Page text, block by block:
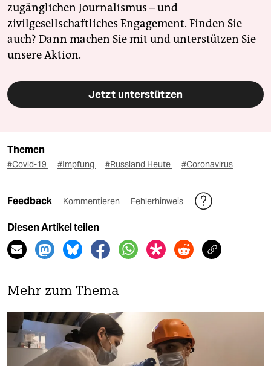
zugänglichen Journalismus – und
zivilgesellschaftliches Engagement. Finden Sie
auch? Dann machen Sie mit und unterstützen Sie
unsere Aktion.
Jetzt unterstützen
Themen
#Covid-19 #Impfung #Russland Heute #Coronavirus
Feedback Kommentieren Fehlerhinweis
Diesen Artikel teilen
Mehr zum Thema